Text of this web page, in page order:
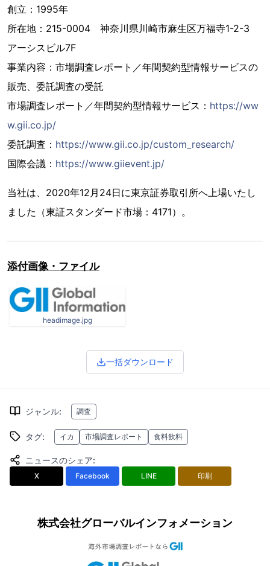
創立：1995年
所在地：215-0004 神奈川県川崎市麻生区万福寺1-2-3
アーシスビル7F
事業内容：市場調査レポート／年間契約型情報サービスの
販売、委託調査の受託
市場調査レポート／年間契約型情報サービス： https://ww
w.gii.co.jp/
委託調査： https://www.gii.co.jp/custom_research/
国際会議： https://www.giievent.jp/
当社は、2020年12月24日に東京証券取引所へ上場いたし
ました（東証スタンダード市場：4171）。
添付画像・ファイル
headimage.jpg
一括ダウンロード
ジャンル: 調査
タグ: イカ 市場調査レポート 食料飲料
ニュースのシェア:
X Facebook LINE 印刷
株式会社グローバルインフォメーション